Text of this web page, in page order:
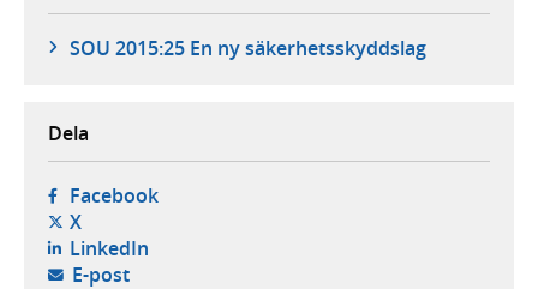
SOU 2015:25 En ny säkerhetsskyddslag
Dela
Facebook- öppnas i ny flik, extern webbplats,
X- öppnas i ny flik, extern webbplats,
LinkedIn- öppnas i ny flik, extern webbplats,
E-post- öppnar din e-postklient,